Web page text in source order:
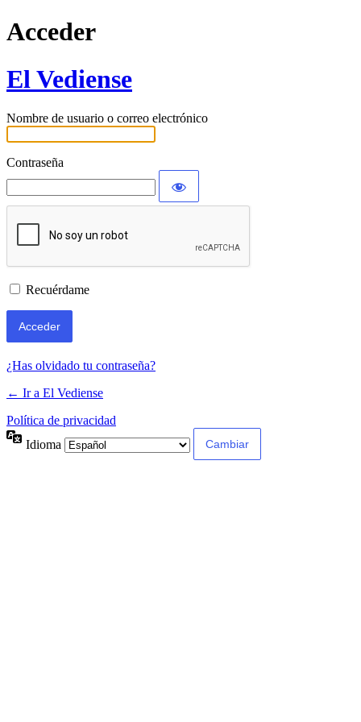
Acceder
El Vediense
Nombre de usuario o correo electrónico
Contraseña
Recuérdame
¿Has olvidado tu contraseña?
← Ir a El Vediense
Política de privacidad
Idioma